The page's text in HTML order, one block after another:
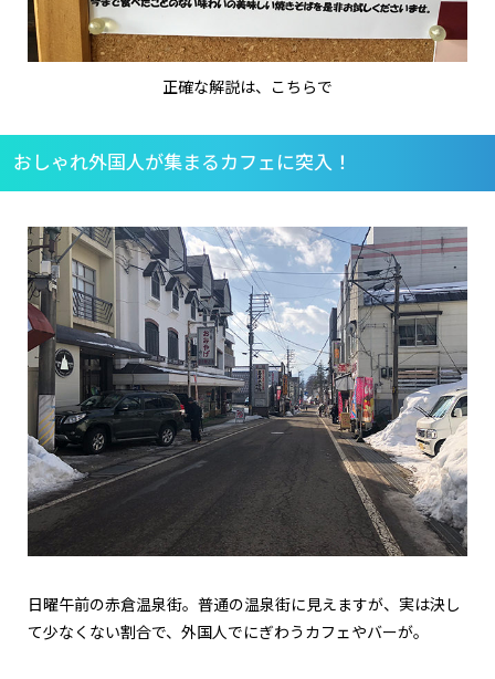
正確な解説は、こちらで
おしゃれ外国人が集まるカフェに突入！
日曜午前の赤倉温泉街。普通の温泉街に見えますが、実は決し
て少なくない割合で、外国人でにぎわうカフェやバーが。